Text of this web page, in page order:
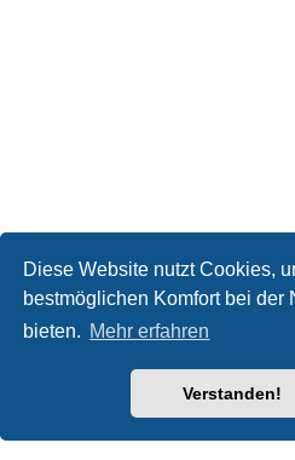
Diese Website nutzt Cookies,
bestmöglichen Komfort bei der
bieten. Mehr erfahren
Verstanden!